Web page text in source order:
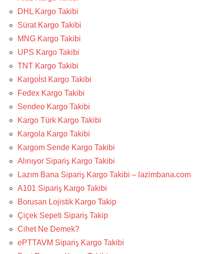
DHL Kargo Takibi
Sürat Kargo Takibi
MNG Kargo Takibi
UPS Kargo Takibi
TNT Kargo Takibi
Kargoİst Kargo Takibi
Fedex Kargo Takibi
Sendeo Kargo Takibi
Kargo Türk Kargo Takibi
Kargola Kargo Takibi
Kargom Sende Kargo Takibi
Alınıyor Sipariş Kargo Takibi
Lazım Bana Sipariş Kargo Takibi – lazimbana.com
A101 Sipariş Kargo Takibi
Borusan Lojistik Kargo Takip
Çiçek Sepeti Sipariş Takip
Cihet Ne Demek?
ePTTAVM Sipariş Kargo Takibi